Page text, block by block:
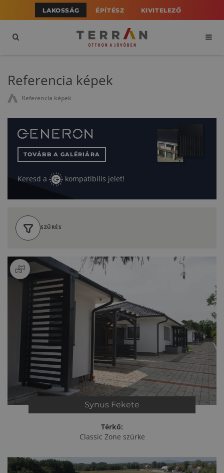
LAKOSSÁG ÉPÍTÉSZ KIVITELEZŐ
Referencia képek
Referencia képek
TOVÁBB A GALÉRIÁRA
Keresd a kompatibilis jelet!
SZŰRÉS
Synus Fekete
Térkő:
Classic Zone szürke